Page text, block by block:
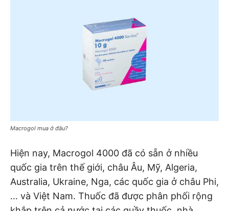
Macrogol mua ở đâu?
Hiện nay, Macrogol 4000 đã có sẵn ở nhiều
quốc gia trên thế giới, châu Âu, Mỹ, Algeria,
Australia, Ukraine, Nga, các quốc gia ở châu Phi,
… và Việt Nam. Thuốc đã được phân phối rộng